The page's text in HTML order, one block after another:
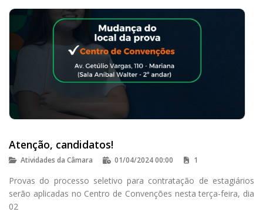
Atenção, candidatos!
Atividades da Câmara 01/04/2024 00:00 1
Provas do processo seletivo para contratação de estagiários
serão aplicadas no Centro de Convenções nesta terça-feira, dia
02